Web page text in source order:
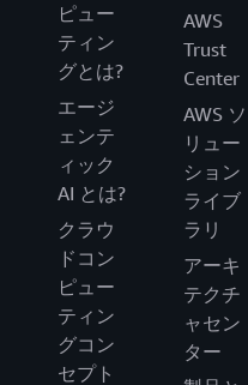
ピュー
ティン
グとは?
エージ
ェンテ
ィック
AI とは?
クラウ
ドコン
ピュー
ティン
グコン
セプト
AWS
Trust
Center
AWS ソ
リュー
ション
ライブ
ラリ
アーキ
テクチ
ャセン
ター